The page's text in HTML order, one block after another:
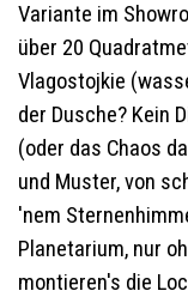
Variante im
über 20
Vlagostojkie
der Dusche? Kein
(oder das Chaos
und Muster, von
'nem
Planetarium, nur
montieren's die